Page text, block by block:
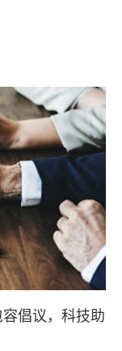
倡议，科技助